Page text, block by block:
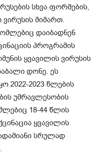
სხვა ფორმების,
ვირუსის მიმართ.
დაიბადნენ
პროგრამის
ყვავილის ვირუსის
დონე. ეს
2022-2023 წლების
უმრავლესობის
18-44 წლის
ყვავილის
სრულად